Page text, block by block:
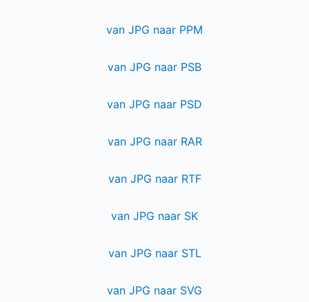
van JPG naar PPM
van JPG naar PSB
van JPG naar PSD
van JPG naar RAR
van JPG naar RTF
van JPG naar SK
van JPG naar STL
van JPG naar SVG